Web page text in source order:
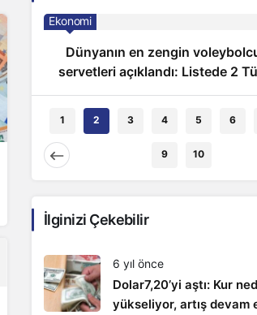
Ekonomi
Dünyanın en zengin
servetleri açıklandı: Listede 2
bulunuyor
1 2 3 4 5 6
9 10
İlginizi Çekebilir
6 yıl önce
Dolar7,20’yi aştı: Kur
yükseliyor, artış devam